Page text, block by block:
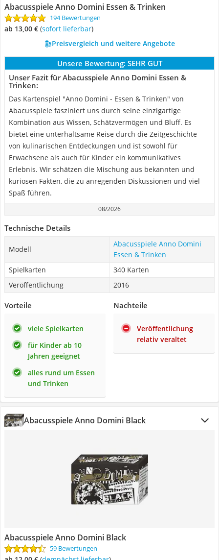
Abacusspiele Anno Domini Essen & Trinken
194 Bewertungen
ab 13,00 € ( Sofort lieferbar)
Preisvergleich und weitere Angebote
Unsere Bewertung: SEHR GUT
Unser Fazit für Abacusspiele Anno Domini Essen &
Trinken:
Das Kartenspiel "Anno Domini - Essen & Trinken" von
Abacusspiele fasziniert uns durch seine einzigartige
Kombination aus Wissen, Schätzvermögen und Bluff. Es
bietet eine unterhaltsame Reise durch die Zeitgeschichte
von kulinarischen Entdeckungen und ist sowohl für
Erwachsene als auch für Kinder ein kommunikatives
Erlebnis. Wir schätzen die Mischung aus bekannten und
kuriosen Fakten, die zu anregenden Diskussionen und viel
Spaß führen.
08/2026
Technische Details
Modell
Abacusspiele Anno Domini
Essen & Trinken
Spielkarten
340 Karten
Veröffentlichung
2016
Vorteile
viele Spielkarten
für Kinder ab 10
Jahren geeignet
alles rund um Essen
und Trinken
Nachteile
Veröffentlichung
relativ veraltet
Abacusspiele Anno Domini Black
Abacusspiele Anno Domini Black
59 Bewertungen